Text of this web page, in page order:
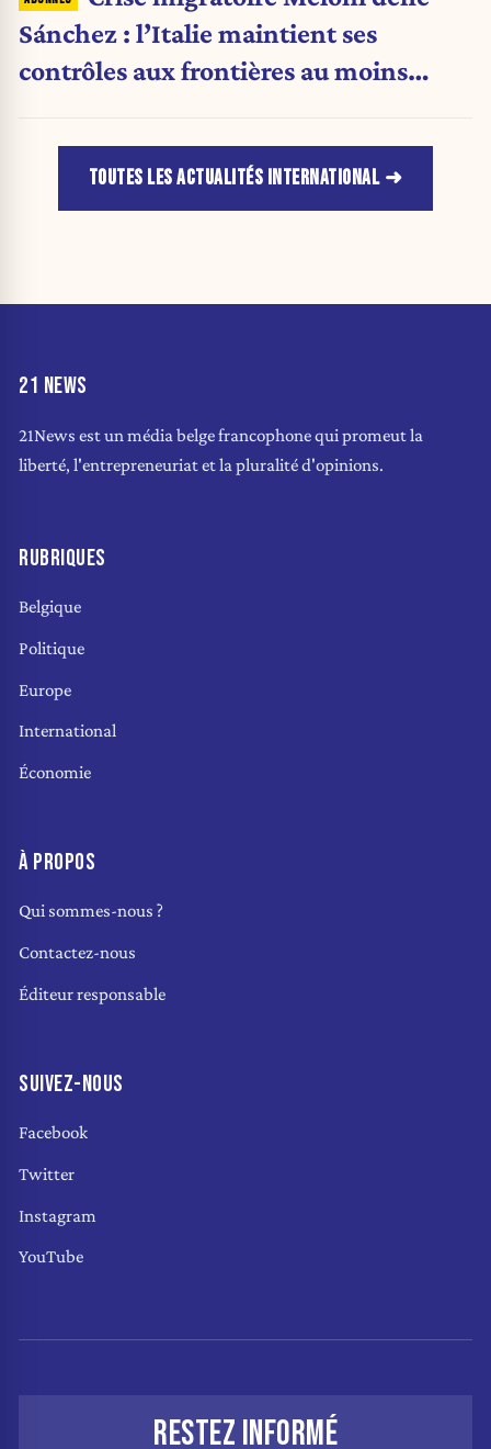
Sánchez : l’Italie maintient ses
contrôles aux frontières au moins
TOUTES LES ACTUALITÉS INTERNATIONAL
21 NEWS
21News est un média belge francophone qui promeut la
liberté, l'entrepreneuriat et la pluralité d'opinions.
RUBRIQUES
Belgique
Politique
Europe
International
Économie
À PROPOS
Qui sommes-nous ?
Contactez-nous
Éditeur responsable
SUIVEZ-NOUS
Facebook
Twitter
Instagram
YouTube
RESTEZ INFORMÉ